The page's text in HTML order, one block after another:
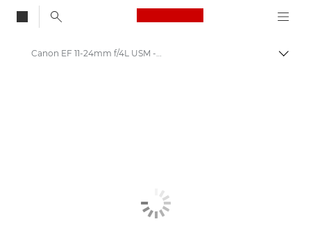
Canon Logo, back
Skift
Canon EF 11-24mm f/4L USM - Lenses - Camera & Photo lenses